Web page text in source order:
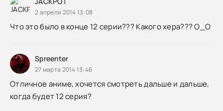
2 апреля 2014 13:08
Что это было в конце 12 серии??? Какого хера??? О_О
Spreenter
27 марта 2014 13:46
Отличное аниме, хочется смотреть дальше и дальше,
когда будет 12 серия?